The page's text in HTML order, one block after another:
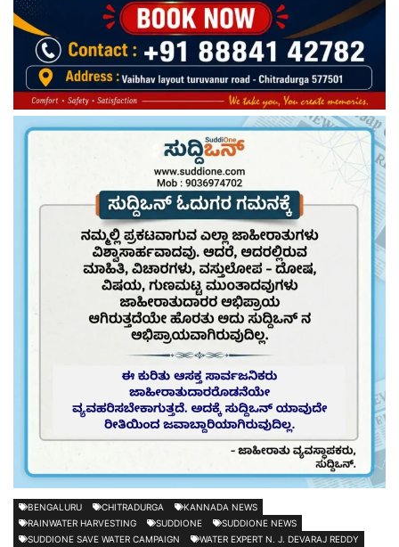
BENGALURU CHITRADURGA
KANNADA NEWS
RAINWATER HARVESTING
SUDDIONE
SUDDIONE NEWS
SUDDIONE SAVE WATER CAMPAIGN
WATER EXPERT N. J. DEVARAJ REDDY